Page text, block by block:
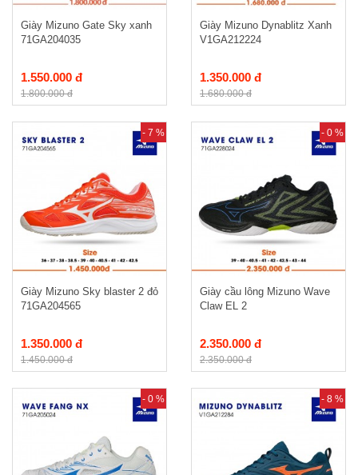
Giày Mizuno Gate Sky xanh
71GA204035
1.550.000 đ
1.800.000 đ
Giày Mizuno Dynablitz Xanh
V1GA212224
1.350.000 đ
1.680.000 đ
- 7 %
Giày Mizuno Sky blaster 2 đỏ
71GA204565
1.350.000 đ
1.450.000 đ
- 0 %
Giày cầu lông Mizuno Wave
Claw EL 2
2.350.000 đ
2.350.000 đ
- 0 % - 8 %